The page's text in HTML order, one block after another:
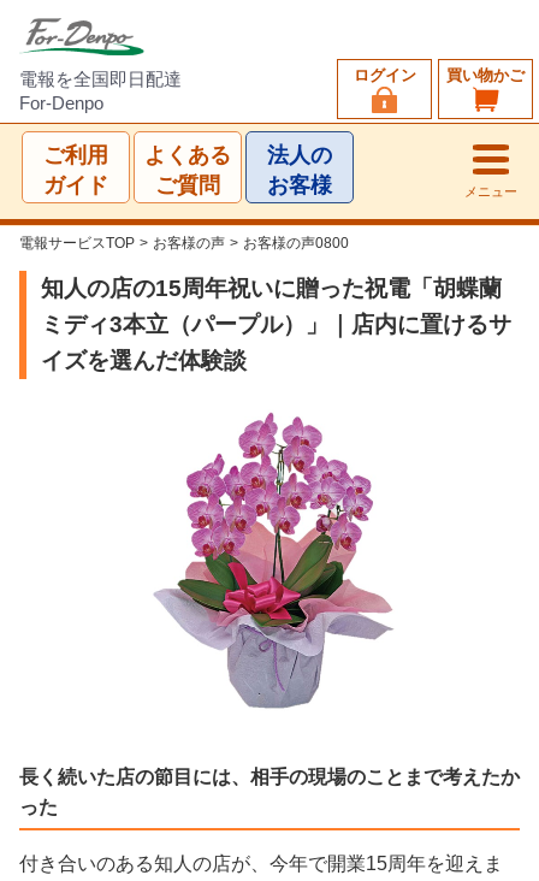
電報を全国即日配達
For-Denpo
買い物かご
ログイン
ご利用
ガイド
よくある
ご質問
法人の
お客様
メニュー
電報サービスTOP > お客様の声 > お客様の声0800
知人の店の15周年祝いに贈った祝電「胡蝶蘭
ミディ3本立（パープル）」｜店内に置けるサ
イズを選んだ体験談
長く続いた店の節目には、相手の現場のことまで考えたか
った
付き合いのある知人の店が、今年で開業15周年を迎えま